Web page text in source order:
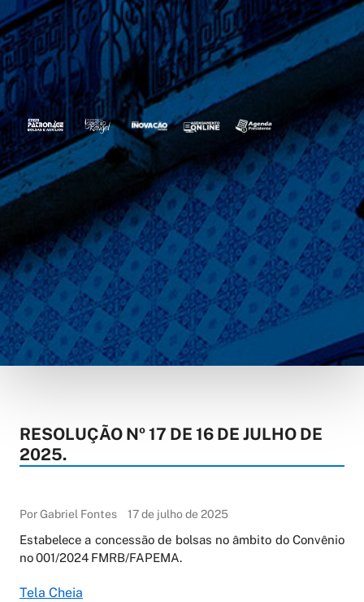
RESOLUÇÃO Nº 17 DE 16 DE JULHO DE
2025.
Por Gabriel Fontes 17 de julho de 2025
Estabelece a concessão de bolsas no âmbito do Convênio
no 001/2024 FMRB/FAPEMA.
Tela Cheia